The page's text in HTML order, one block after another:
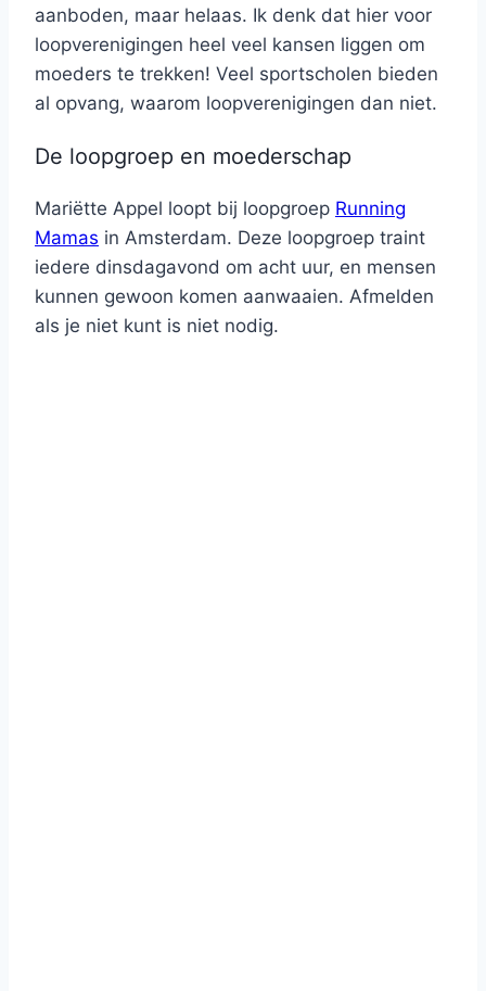
aanboden, maar helaas. Ik denk dat hier voor
loopverenigingen heel veel kansen liggen om
moeders te trekken! Veel sportscholen bieden
al opvang, waarom loopverenigingen dan niet.
De loopgroep en moederschap
Mariëtte Appel loopt bij loopgroep Running
Mamas in Amsterdam. Deze loopgroep traint
iedere dinsdagavond om acht uur, en mensen
kunnen gewoon komen aanwaaien. Afmelden
als je niet kunt is niet nodig.